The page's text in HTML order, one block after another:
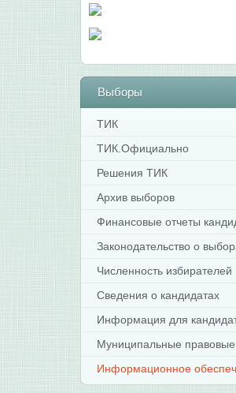
Выборы
ТИК
ТИК.Официально
Решения ТИК
Архив выборов
Финансовые отчеты
Законодательство о
Численность избирателей
Сведения о кандидатах
Информация для
Муниципальные правовые
Информационное